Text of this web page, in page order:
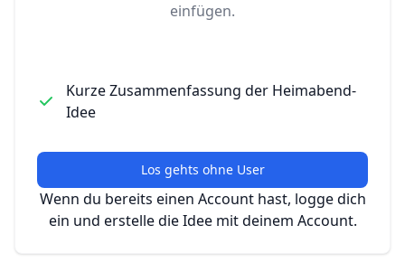
einfügen.
Kurze Zusammenfassung der Heimabend-
Idee
Los gehts ohne User
Wenn du bereits einen Account hast, logge dich
ein und erstelle die Idee mit deinem Account.